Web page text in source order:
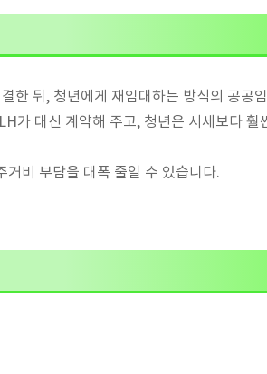
한 뒤, 청년에게 재임대하는 방식의 공공
가 대신 계약해 주고, 청년은 시세보다 훨
비 부담을 대폭 줄일 수 있습니다.